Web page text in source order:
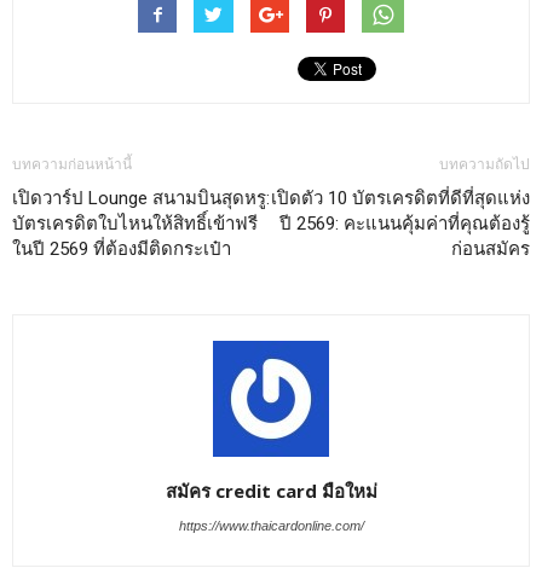
บทความก่อนหน้านี้
เปิดวาร์ป Lounge สนามบินสุดหรู:
บัตรเครดิตใบไหนให้สิทธิ์เข้าฟรี
ในปี 2569 ที่ต้องมีติดกระเป๋า
บทความถัดไป
เปิดตัว 10 บัตรเครดิตที่ดีที่สุดแห่ง
ปี 2569: คะแนนคุ้มค่าที่คุณต้องรู้
ก่อนสมัคร
สมัคร credit card มือใหม่
https://www.thaicardonline.com/